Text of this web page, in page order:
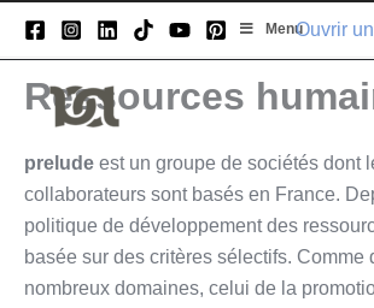
Ouvrir
Ressources
prelude est un groupe de sociétés dont
collaborateurs sont basés en France.
politique de développement des
basée sur des critères sélectifs. Comme
nombreux domaines, celui de la
Menu